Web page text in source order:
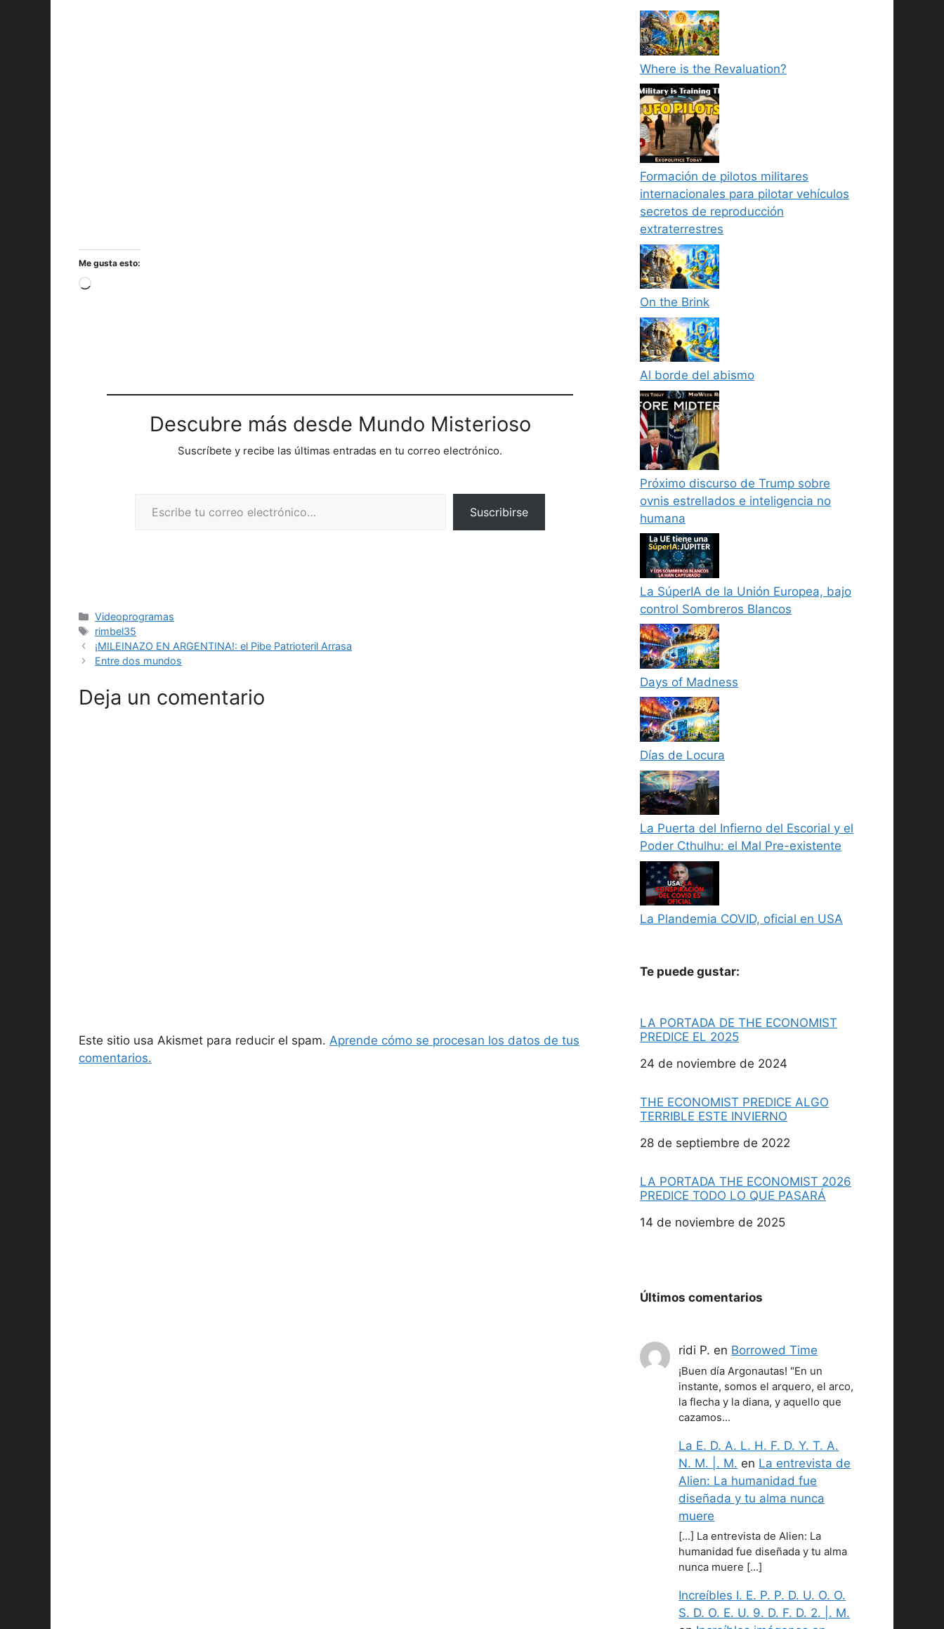
Me gusta esto:
Cargando...
Descubre más desde Mundo Misterioso
Suscríbete y recibe las últimas entradas en tu correo electrónico.
Suscribirse
Categorías
Videoprogramas
Etiquetas
rimbel35
¡MILEINAZO EN ARGENTINA!: el Pibe Patrioteril Arrasa
Entre dos mundos
Deja un comentario
Este sitio usa Akismet para reducir el spam. Aprende cómo se procesan los datos de tus
comentarios.
Where is the Revaluation?
Formación de pilotos militares
internacionales para pilotar vehículos
secretos de reproducción
extraterrestres
On the Brink
Al borde del abismo
Próximo discurso de Trump sobre
ovnis estrellados e inteligencia no
humana
La SúperIA de la Unión Europea, bajo
control Sombreros Blancos
Days of Madness
Días de Locura
La Puerta del Infierno del Escorial y el
Poder Cthulhu: el Mal Pre-existente
La Plandemia COVID, oficial en USA
Te puede gustar:
LA PORTADA DE THE ECONOMIST
PREDICE EL 2025
Fecha
24 de noviembre de 2024
THE ECONOMIST PREDICE ALGO
TERRIBLE ESTE INVIERNO
Fecha
28 de septiembre de 2022
LA PORTADA THE ECONOMIST 2026
PREDICE TODO LO QUE PASARÁ
Fecha
14 de noviembre de 2025
Últimos comentarios
ridi P. en Borrowed Time
¡Buen día Argonautas! "En un
instante, somos el arquero, el arco,
la flecha y la diana, y aquello que
cazamos…
La E. D. A. L. H. F. D. Y. T. A.
N. M. |. M. en La entrevista de
Alien: La humanidad fue
diseñada y tu alma nunca
muere
[…] La entrevista de Alien: La
humanidad fue diseñada y tu alma
nunca muere […]
Increíbles I. E. P. P. D. U. O. O.
S. D. O. E. U. 9. D. F. D. 2. |. M.